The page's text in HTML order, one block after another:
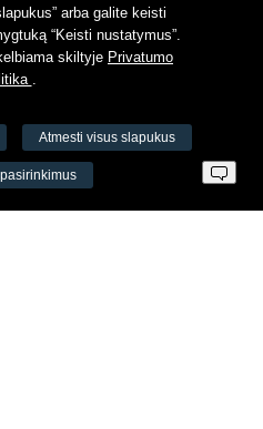
AEROMIX
arba galite keisti
“Keisti nustatymus”.
skiltyje Privatumo
.
Atmesti visus slapukus